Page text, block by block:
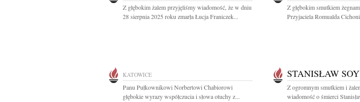
Z głębokim żalem przyjęliśmy wiadomość, że w dniu
28 sierpnia 2025 roku zmarła Łucja Franiczek...
Z głębokim smutkiem
Przyjaciela Romualda
KATOWICE
Panu Pułkownikowi Norbertowi Chabiorowi
głębokie wyrazy współczucia i słowa otuchy z...
STANISŁAW
Z ogromnym smutkiem i
wiadomość o śmierci